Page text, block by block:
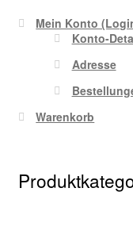
Mein Konto
Konto-
Adresse
Warenkorb